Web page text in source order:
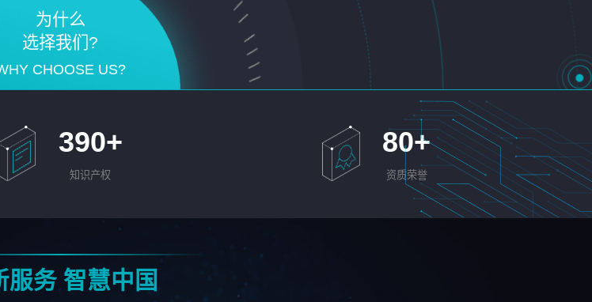
为什么
选择我们?
CHOOSE US?
390+
知识产权
80+
资质荣誉
服务 智慧中国